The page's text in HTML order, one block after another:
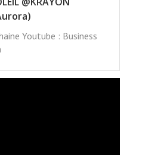
Youtube : Business